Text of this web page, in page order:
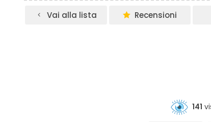
Vai alla lista Recensioni
141